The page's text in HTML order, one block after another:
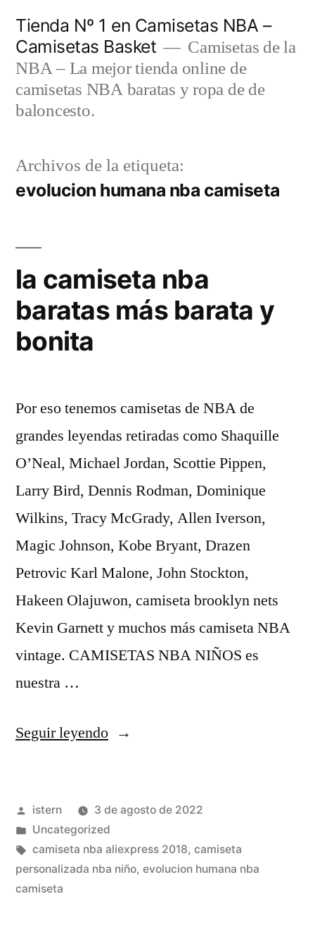
contenido
Tienda Nº 1 en Camisetas NBA –
Camisetas Basket
Camisetas de la
NBA – La mejor tienda online de
camisetas NBA baratas y ropa de de
baloncesto.
Archivos de la etiqueta:
evolucion humana nba camiseta
la camiseta nba
baratas más barata y
bonita
Por eso tenemos camisetas de NBA de
grandes leyendas retiradas como Shaquille
O’Neal, Michael Jordan, Scottie Pippen,
Larry Bird, Dennis Rodman, Dominique
Wilkins, Tracy McGrady, Allen Iverson,
Magic Johnson, Kobe Bryant, Drazen
Petrovic Karl Malone, John Stockton,
Hakeen Olajuwon, camiseta brooklyn nets
Kevin Garnett y muchos más camiseta NBA
vintage. CAMISETAS NBA NIÑOS es
nuestra …
Seguir leyendo«la
baratas
más
barata
Publicado
por
istern
3 de agosto de 2022
Publicado
en
Uncategorized
Etiquetas:
camiseta nba aliexpress 2018, camiseta
personalizada nba niño, evolucion humana nba
camiseta